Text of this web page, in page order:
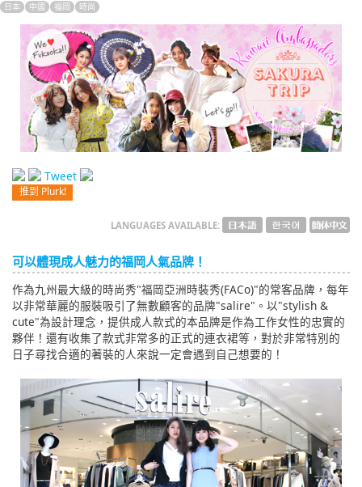
English
ภาษาไทย
tiéng Viêt
Bahasa Indonesia
日本 中國 福岡 時尚
Tweet
推到 Plurk!
LANGUAGES AVAILABLE:
可以體現成人魅力的福岡人氣品牌！
作為九州最大級的時尚秀"福岡亞洲時裝秀(FACo)"的常客品牌，每年
以非常華麗的服裝吸引了無數顧客的品牌"salire"。以"stylish &
cute"為設計理念，提供成人款式的本品牌是作為工作女性的忠實的
夥伴！還有收集了款式非常多的正式的連衣裙等，對於非常特別的
日子尋找合適的著裝的人來說一定會遇到自己想要的！